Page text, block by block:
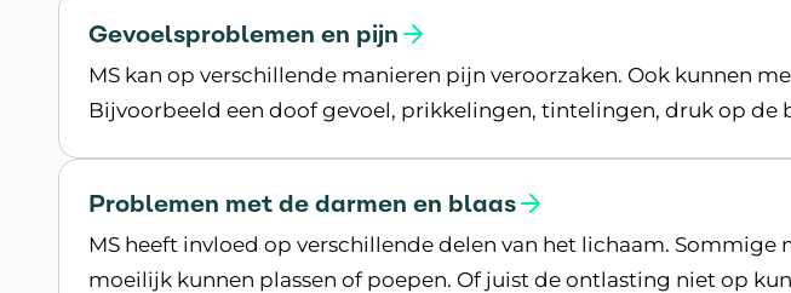
Gevoelsproblemen en pijn
MS kan op verschillende manieren pijn veroorzaken. Ook kunnen
Bijvoorbeeld een doof gevoel, prikkelingen, tintelingen, druk op de
Problemen met de darmen en blaas
MS heeft invloed op verschillende delen van het lichaam.
moeilijk kunnen plassen of poepen. Of juist de ontlasting niet op